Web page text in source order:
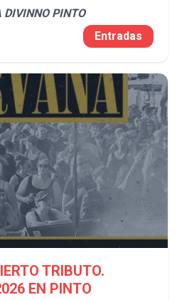
DIVINNO PINTO
Entradas
TRIBUTO.
EN PINTO